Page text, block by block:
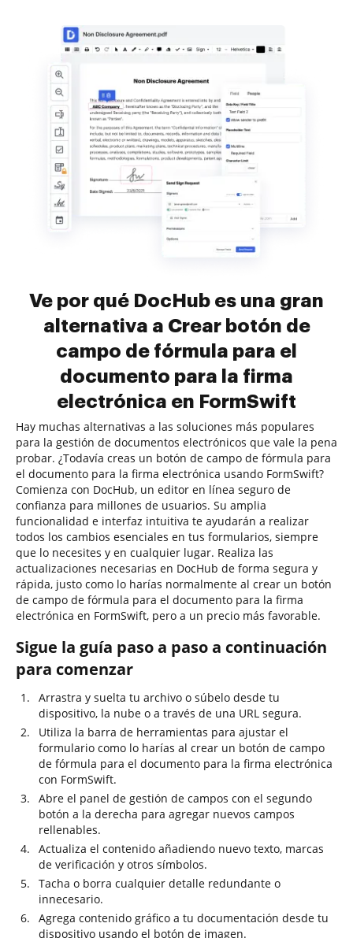
Ve por qué DocHub es una gran
alternativa a Crear botón de
campo de fórmula para el
documento para la firma
electrónica en FormSwift
Hay muchas alternativas a las soluciones más populares
para la gestión de documentos electrónicos que vale la pena
probar. ¿Todavía creas un botón de campo de fórmula para
el documento para la firma electrónica usando FormSwift?
Comienza con DocHub, un editor en línea seguro de
confianza para millones de usuarios. Su amplia
funcionalidad e interfaz intuitiva te ayudarán a realizar
todos los cambios esenciales en tus formularios, siempre
que lo necesites y en cualquier lugar. Realiza las
actualizaciones necesarias en DocHub de forma segura y
rápida, justo como lo harías normalmente al crear un botón
de campo de fórmula para el documento para la firma
electrónica en FormSwift, pero a un precio más favorable.
Sigue la guía paso a paso a continuación
para comenzar
Arrastra y suelta tu archivo o súbelo desde tu
dispositivo, la nube o a través de una URL segura.
Utiliza la barra de herramientas para ajustar el
formulario como lo harías al crear un botón de campo
de fórmula para el documento para la firma electrónica
con FormSwift.
Abre el panel de gestión de campos con el segundo
botón a la derecha para agregar nuevos campos
rellenables.
Actualiza el contenido añadiendo nuevo texto, marcas
de verificación y otros símbolos.
Tacha o borra cualquier detalle redundante o
innecesario.
Agrega contenido gráfico a tu documentación desde tu
dispositivo usando el botón de imagen.